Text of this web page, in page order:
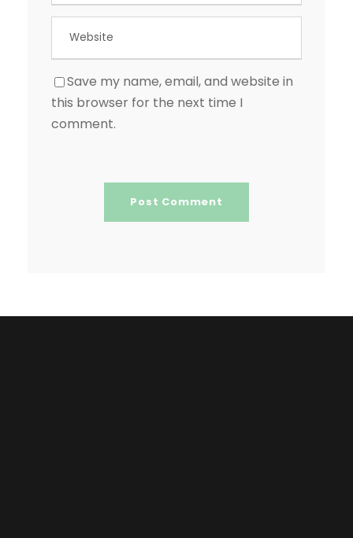
Save my name, email, and website in
this browser for the next time I
comment.